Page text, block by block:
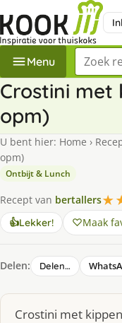
Menu Zoek
Crostini met
opm)
U bent hier: Home ›
opm)
Ontbijt & Lunch
Recept van bertallers
👍Lekker! Maak
Delen: Delen…
Crostini met